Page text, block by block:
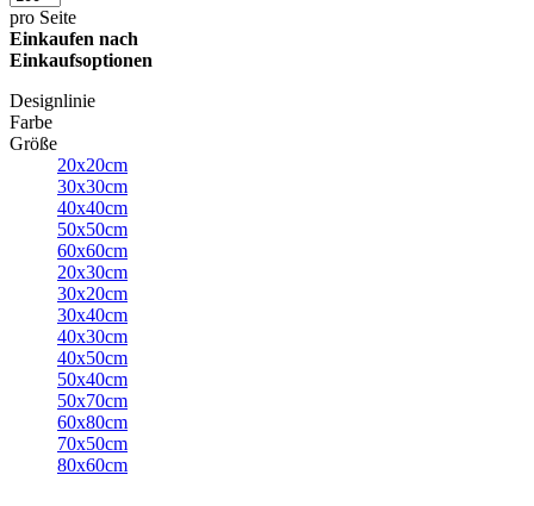
pro Seite
Einkaufen nach
Einkaufsoptionen
Designlinie
Farbe
Größe
20x20cm
30x30cm
40x40cm
50x50cm
60x60cm
20x30cm
30x20cm
30x40cm
40x30cm
40x50cm
50x40cm
50x70cm
60x80cm
70x50cm
80x60cm